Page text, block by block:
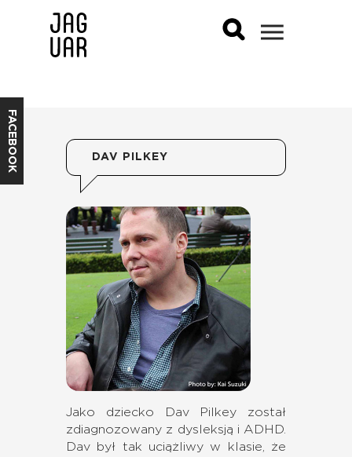
FACEBOOK DAV PILKEY
Jako dziecko Dav Pilkey został
zdiagnozowany z dysleksją i ADHD.
Dav był tak uciążliwy w klasie, że